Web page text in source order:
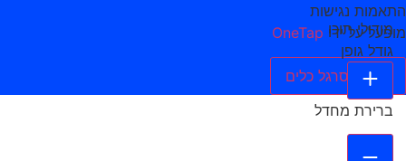
התאמות נגישות
מופעל על ידי OneTap
הסתר סרגל כלים
מודולי תוכן
גודל גופן
ברירת מחדל